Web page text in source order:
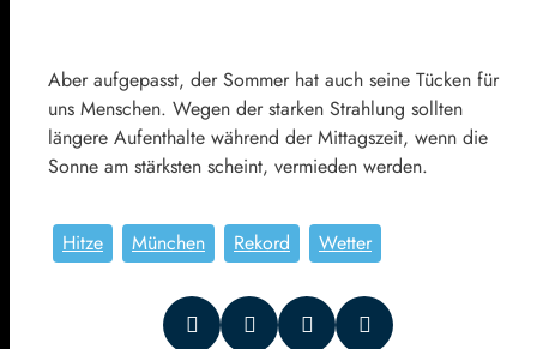
Aber aufgepasst, der Sommer hat auch seine Tücken für
uns Menschen. Wegen der starken Strahlung sollten
längere Aufenthalte während der Mittagszeit, wenn die
Sonne am stärksten scheint, vermieden werden.
Hitze München Rekord Wetter